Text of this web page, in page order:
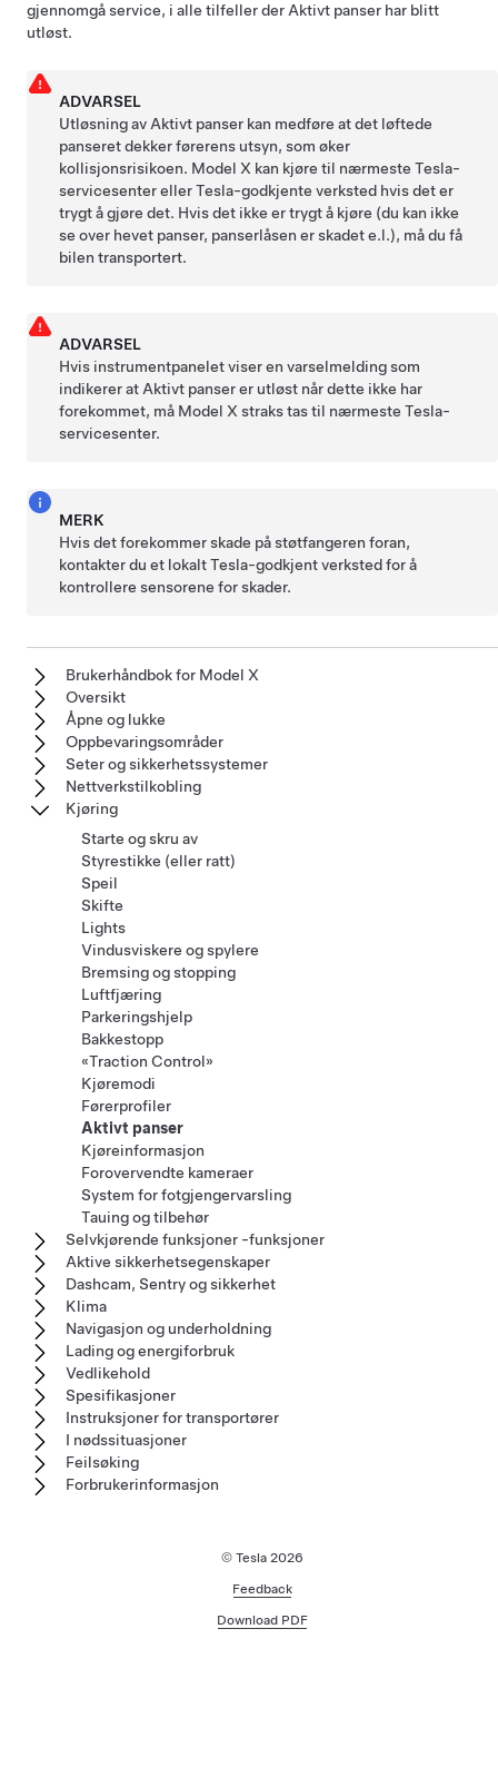
gjennomgå service, i alle tilfeller der Aktivt panser har blitt
utløst.
ADVARSEL
Utløsning av Aktivt panser kan medføre at det løftede
panseret dekker førerens utsyn, som øker
kollisjonsrisikoen. Model X kan kjøre til nærmeste Tesla-
servicesenter eller Tesla-godkjente verksted hvis det er
trygt å gjøre det. Hvis det ikke er trygt å kjøre (du kan ikke
se over hevet panser, panserlåsen er skadet e.l.), må du få
bilen transportert.
ADVARSEL
Hvis instrumentpaneletviser en varselmelding som
indikerer at Aktivt panser er utløst når dette ikke har
forekommet, må Model X straks tas til nærmeste Tesla-
servicesenter.
MERK
Hvis det forekommer skade på støtfangeren foran,
kontakter du et lokalt Tesla-godkjent verksted for å
kontrollere sensorene for skader.
Brukerhåndbok for Model X
Oversikt
Åpne og lukke
Oppbevaringsområder
Seter og sikkerhetssystemer
Nettverkstilkobling
Kjøring
Starte og skru av
Styrestikke (eller ratt)
Speil
Skifte
Lights
Vindusviskere og spylere
Bremsing og stopping
Luftfjæring
Parkeringshjelp
Bakkestopp
«Traction Control»
Kjøremodi
Førerprofiler
Aktivt panser
Kjøreinformasjon
Forovervendte kameraer
System for fotgjengervarsling
Tauing og tilbehør
Selvkjørende funksjoner -funksjoner
Aktive sikkerhetsegenskaper
Dashcam, Sentry og sikkerhet
Klima
Navigasjon og underholdning
Lading og energiforbruk
Vedlikehold
Spesifikasjoner
Instruksjoner for transportører
I nødssituasjoner
Feilsøking
Forbrukerinformasjon
© Tesla 2026
Feedback
Download PDF